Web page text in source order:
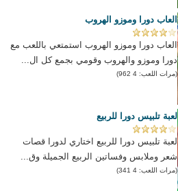
العاب دورا وموزو الهروب
العاب دورا وموزو الهروب استمتعي باللعب مع
دورا وموزو والهروب وقومي بجمع كل ال...
(مرات اللعب: 4 962)
لعبة تلبيس دورا للربيع
لعبة تلبيس دورا للربيع اختاري لدورا قصات
شعر وملابس وفساتين الربيع الجميلة وق...
(مرات اللعب: 4 341)